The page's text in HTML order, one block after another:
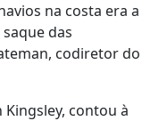
na costa era a
das
codiretor do
contou à